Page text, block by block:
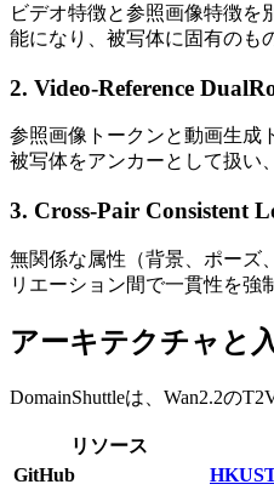
ビデオ特徴と参照画像特徴を
能になり、被写体に固有のも
2. Video-Reference
参照画像トークンと動画生成
被写体をアンカーとして扱い
3. Cross-Pair Consistent
無関係な属性（背景、ポーズ
リエーション間で一貫性を強
アーキテクチャと
DomainShuttleは、Wan2.2の
リソース
GitHub